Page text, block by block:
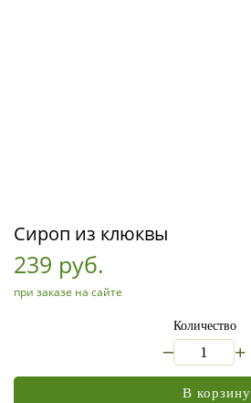
Сироп из клюквы
239 руб.
при заказе на сайте
Количество
+
В корзину